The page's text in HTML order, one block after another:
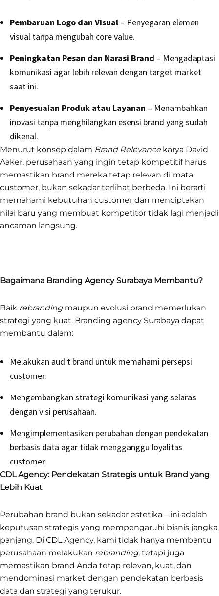
Pembaruan Logo dan Visual – Penyegaran elemen
visual tanpa mengubah core value.
Peningkatan Pesan dan Narasi Brand – Mengadaptasi
komunikasi agar lebih relevan dengan target market
saat ini.
Penyesuaian Produk atau Layanan – Menambahkan
inovasi tanpa menghilangkan esensi brand yang sudah
dikenal.
Menurut konsep dalam Brand Relevancekarya David
Aaker, perusahaan yang ingin tetap kompetitif harus
memastikan brand mereka tetap relevan di mata
customer, bukan sekadar terlihat berbeda. Ini berarti
memahami kebutuhan customer dan menciptakan
nilai baru yang membuat kompetitor tidak lagi menjadi
ancaman langsung.
Bagaimana Branding Agency Surabaya Membantu?
Baik rebrandingmaupun evolusi brand memerlukan
strategi yang kuat. Branding agency Surabaya dapat
membantu dalam:
Melakukan audit brand untuk memahami persepsi
customer.
Mengembangkan strategi komunikasi yang selaras
dengan visi perusahaan.
Mengimplementasikan perubahan dengan pendekatan
berbasis data agar tidak mengganggu loyalitas
customer.
CDL Agency: Pendekatan Strategis untuk Brand yang
Lebih Kuat
Perubahan brand bukan sekadar estetika—ini adalah
keputusan strategis yang mempengaruhi bisnis jangka
panjang. Di CDL Agency, kami tidak hanya membantu
perusahaan melakukan rebranding, tetapi juga
memastikan brand Anda tetap relevan, kuat, dan
mendominasi market dengan pendekatan berbasis
data dan strategi yang terukur.